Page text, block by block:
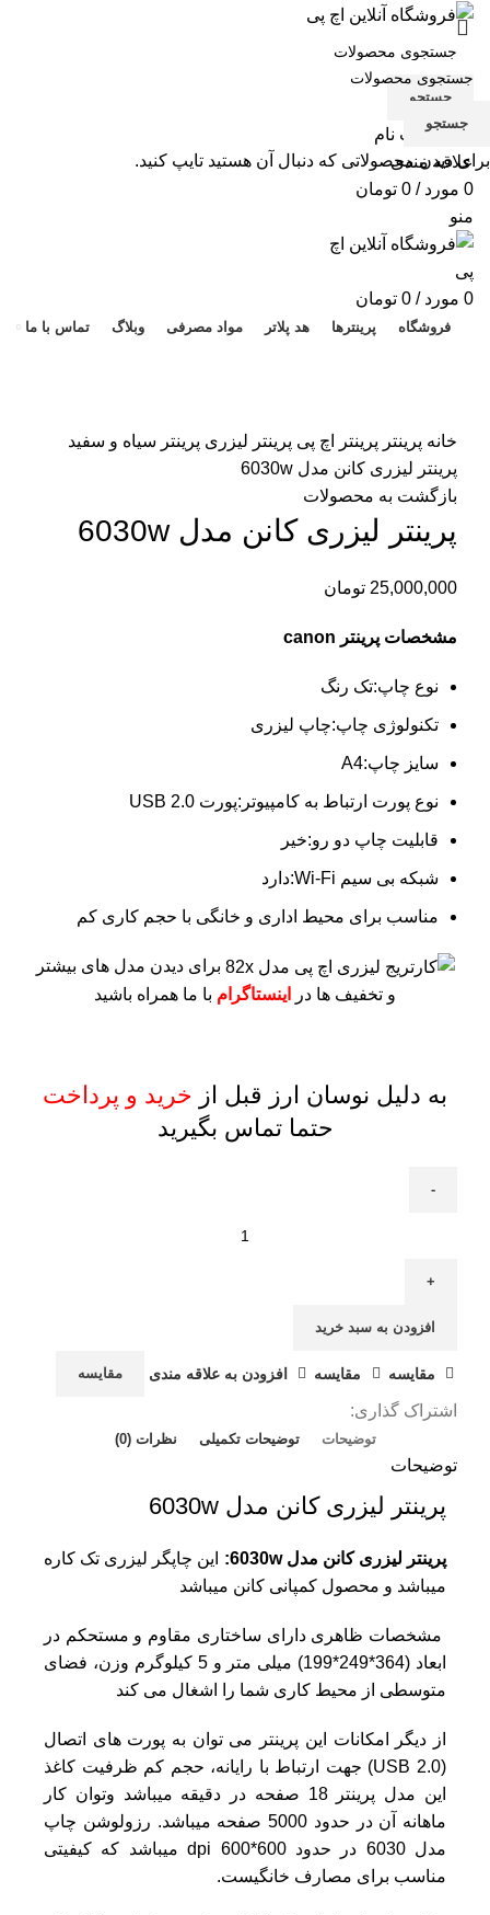
جستجو
ورود / ثبت نام
علاقه مندی
0 مورد /
0 تومان
منو
0 مورد /
0 تومان
فروشگاه پرینترها هد پلاتر مواد مصرفی وبلاگ تماس با ما
خانه پرینتر پرینتر اچ پی پرینتر لیزری پرینتر سیاه و سفید
پرینتر لیزری کانن مدل 6030w
بازگشت به محصولات
پرینتر لیزری کانن مدل 6030w
25,000,000 تومان
مشخصات پرینتر canon
نوع چاپ:تک رنگ
تکنولوژی چاپ:چاپ لیزری
سایز چاپ:A4
نوع پورت ارتباط به کامپیوتر:پورت USB 2.0
قابلیت چاپ دو رو:خیر
شبکه بی سیم Wi-Fi:دارد
مناسب برای محیط اداری و خانگی با حجم کاری کم
برای دیدن مدل های بیشتر
و تخفیف ها در
اینستاگرام با ما همراه باشید
به دلیل نوسان ارز قبل از خرید و پرداخت
حتما تماس بگیرید
افزودن به سبد خرید
مقايسه مقایسه افزودن به علاقه مندی مقایسه
اشتراک گذاری:
توضیحات توضیحات تکمیلی نظرات (0)
توضیحات
پرینتر لیزری کانن مدل 6030w
پرینتر لیزری کانن مدل 6030w:
این چاپگر لیزری تک کاره
میباشد و محصول کمپانی کانن میباشد
مشخصات ظاهری دارای ساختاری مقاوم و مستحکم در
ابعاد (364*249*199) میلی متر و 5 کیلوگرم وزن، فضای
متوسطی از محیط کاری شما را اشغال می کند
از دیگر امکانات این پرینتر می توان به پورت های اتصال
(USB 2.0) جهت ارتباط با رایانه، حجم کم ظرفیت کاغذ
این مدل پرینتر 18 صفحه در دقیقه میباشد وتوان کار
ماهانه آن در حدود 5000 صفحه میباشد. رزولوشن چاپ
مدل 6030 در حدود 600*600 dpi میباشد که کیفیتی
مناسب برای مصارف خانگیست.
جستجو
برای دیدن محصولاتی که دنبال آن هستید تایپ کنید.